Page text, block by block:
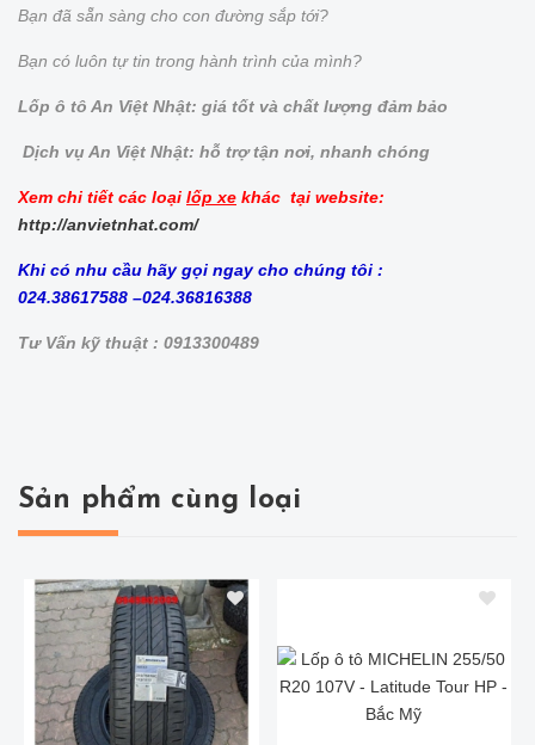
Bạn đã sẵn sàng cho con đường sắp tới?
Bạn có luôn tự tin trong hành trình của mình?
Lốp ô tô An Việt Nhật: giá tốt và chất lượng đảm bảo
Dịch vụ An Việt Nhật: hỗ trợ tận nơi, nhanh chóng
Xem chi tiết các loại lốp xe khác tại website:
http://anvietnhat.com/
Khi có nhu cầu hãy gọi ngay cho chúng tôi :
024.38617588 –024.36816388
Tư Vấn kỹ thuật : 0913300489
Sản phẩm cùng loại